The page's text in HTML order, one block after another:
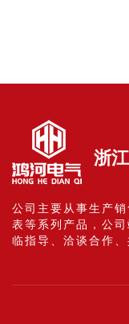
浙
公司主要从事生产
表等系列产品，公
临指导、洽谈合作、